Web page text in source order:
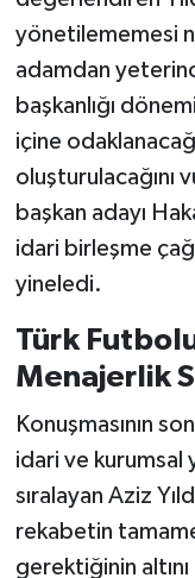
yönetilememesi
adamdan
başkanlığı
içine
oluşturulacağını
başkan adayı
idari birleşme
yineledi.
Türk
Menajerlik
Konuşmasının
idari ve kurumsal
sıralayan Aziz
rekabetin
gerektiğinin